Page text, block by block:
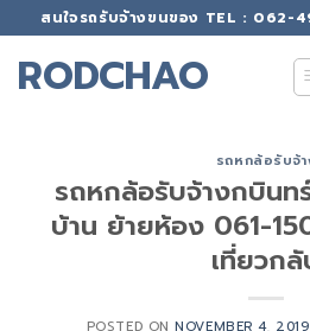
to
content
สนใจรถรับจ้างขนของ TEL : 062-
RODCHAO
รถหกล้อรับจ้
รถหกล้อรับจ้างกบินท
บ้าน ย้ายห้อง 061-
เที่ยวก
POSTED ONNOVEMBER 4, 2019